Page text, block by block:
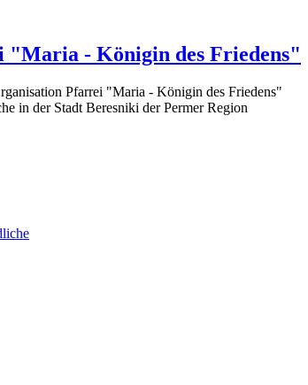
"Maria - Königin des Friedens"
Pfarrei "Maria - Königin des Friedens"
in der Stadt Beresniki der Permer Region